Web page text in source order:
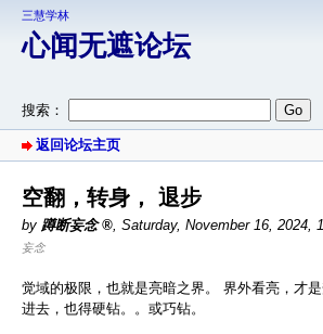
三慧学林
心闻无遮论坛
搜索：
返回论坛主页
空翻，转身， 退步
by 蹲断妄念 , Saturday, November 16, 2024,
妄念
觉域的极限，也就是亮暗之界。 界外看亮，才
进去，也得硬钻。。或巧钻。